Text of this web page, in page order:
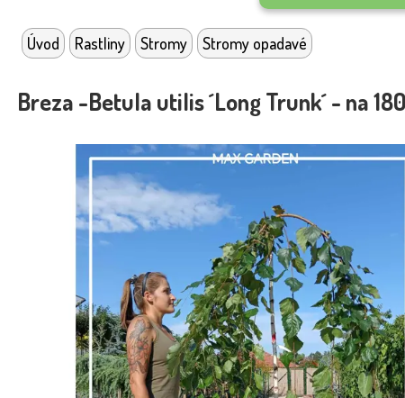
Úvod Rastliny Stromy Stromy opadavé
Breza -Betula utilis ´Long Trunk´ - na